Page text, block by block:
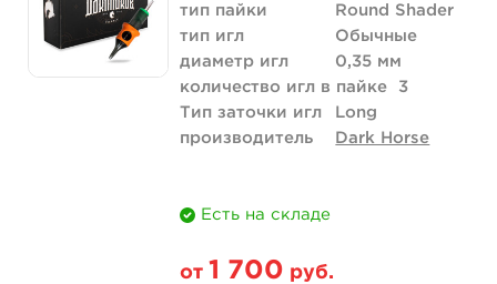
Количество купить
тип пайки
Round Shader
тип игл
Обычные
диаметр игл
0,35 мм
количество игл в пайке
3
Тип заточки игл
Long
производитель
Dark Horse
Есть на складе
от 1 700 руб.